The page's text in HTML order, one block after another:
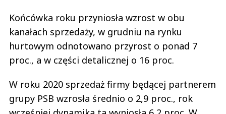
Końcówka roku przyniosła wzrost w obu
kanałach sprzedaży, w grudniu na rynku
hurtowym odnotowano przyrost o ponad 7
proc., a w części detalicznej o 16 proc.
W roku 2020 sprzedaż firmy będącej partnerem
grupy PSB wzrosła średnio o 2,9 proc., rok